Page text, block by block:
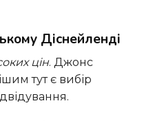
Діснейленді
цін. Джонс
тут є вибір